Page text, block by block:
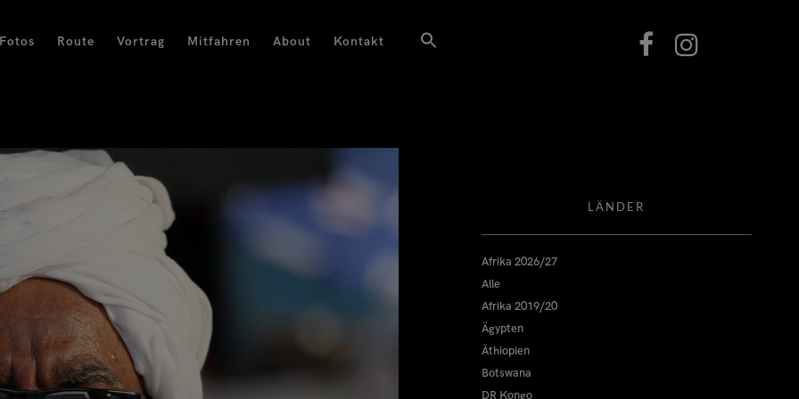
Route Vortrag Mitfahren About Kontakt
LÄNDER
Afrika 2026/27
Alle
Afrika 2019/20
Ägypten
Äthiopien
Botswana
DR Kongo